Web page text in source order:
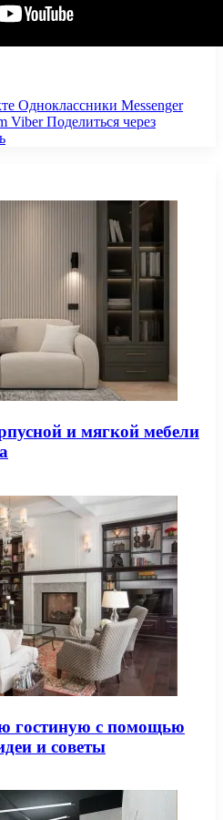
Одноклассники Messenger
Viber Поделиться через
и мягкой мебели
гостиную с помощью
и советы